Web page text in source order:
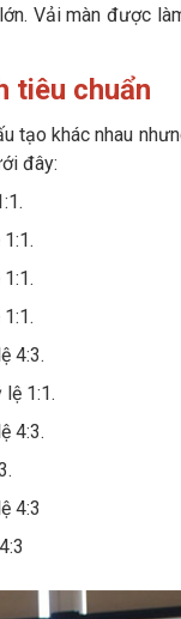
Vải màn được
tiêu chuẩn
tạo khác nhau
đây:
4:3.
1:1.
4:3.
4:3